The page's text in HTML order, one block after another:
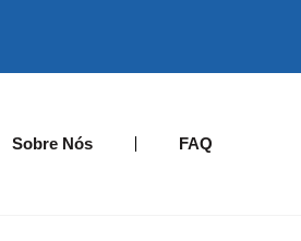
Sobre Nós FAQ